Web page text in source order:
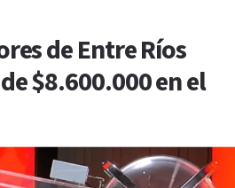
de Entre Ríos
$8.600.000 en el